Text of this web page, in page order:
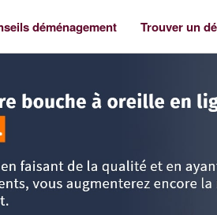
déménagement Trouver un